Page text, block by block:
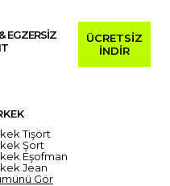
EGZERSİZ
ÜCRETSİZ
İNDİR
Tişört
Şort
Eşofman
Jean
Gör